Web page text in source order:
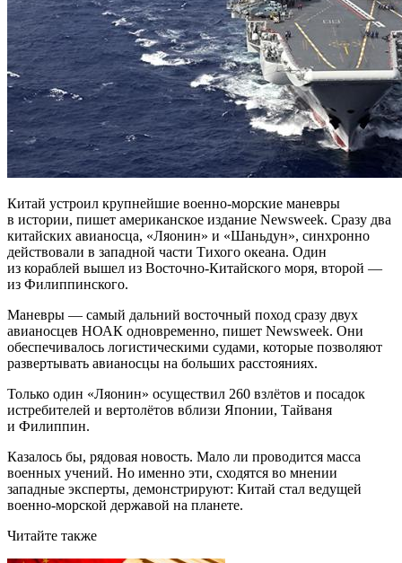
Китай устроил крупнейшие военно-морские маневры
в истории, пишет американское издание Newsweek. Сразу два
китайских авианосца, «Ляонин» и «Шаньдун», синхронно
действовали в западной части Тихого океана. Один
из кораблей вышел из Восточно-Китайского моря, второй —
из Филиппинского.
Маневры — самый дальний восточный поход сразу двух
авианосцев НОАК одновременно, пишет Newsweek. Они
обеспечивалось логистическими судами, которые позволяют
развертывать авианосцы на больших расстояниях.
Только один «Ляонин» осуществил 260 взлётов и посадок
истребителей и вертолётов вблизи Японии, Тайваня
и Филиппин.
Казалось бы, рядовая новость. Мало ли проводится масса
военных учений. Но именно эти, сходятся во мнении
западные эксперты, демонстрируют: Китай стал ведущей
военно-морской державой на планете.
Читайте также